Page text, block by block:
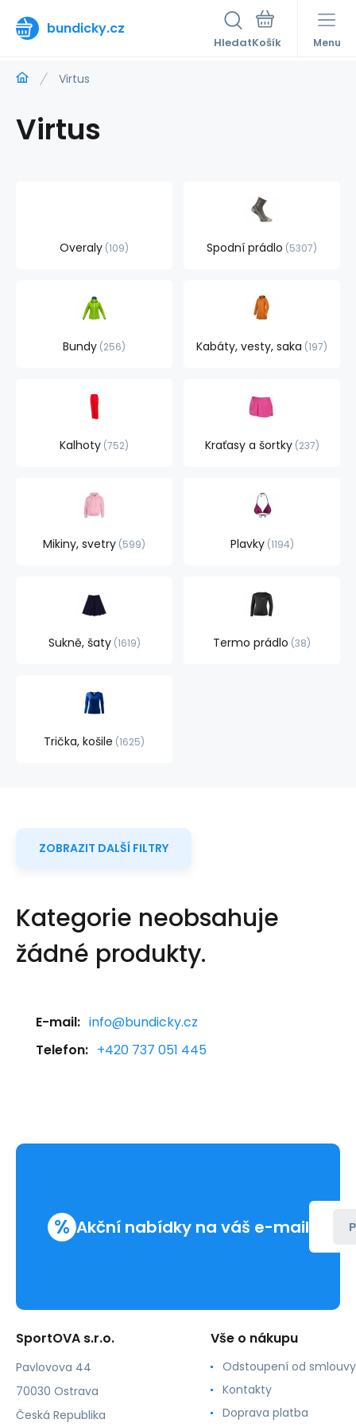
bundicky.cz
Hledat Menu
Virtus
Virtus
Overaly 109 Spodní prádlo 5307
Bundy 256 Kabáty, vesty, saka 197
Kalhoty 752 Kraťasy a šortky 237
Mikiny, svetry 599 Plavky 1194
Sukně, šaty 1619 Termo prádlo 38
Trička, košile 1625
ZOBRAZIT DALŠÍ FILTRY
Kategorie neobsahuje
žádné produkty.
E-mail: info@bundicky.cz
Telefon: +420 737 051 445
% Akční nabídky na váš e-mail
SportOVA s.r.o.
Pavlovova 44
70030 Ostrava
Česká Republika
Vše o nákupu
Odstoupení od smlouvy
Kontakty
Doprava platba